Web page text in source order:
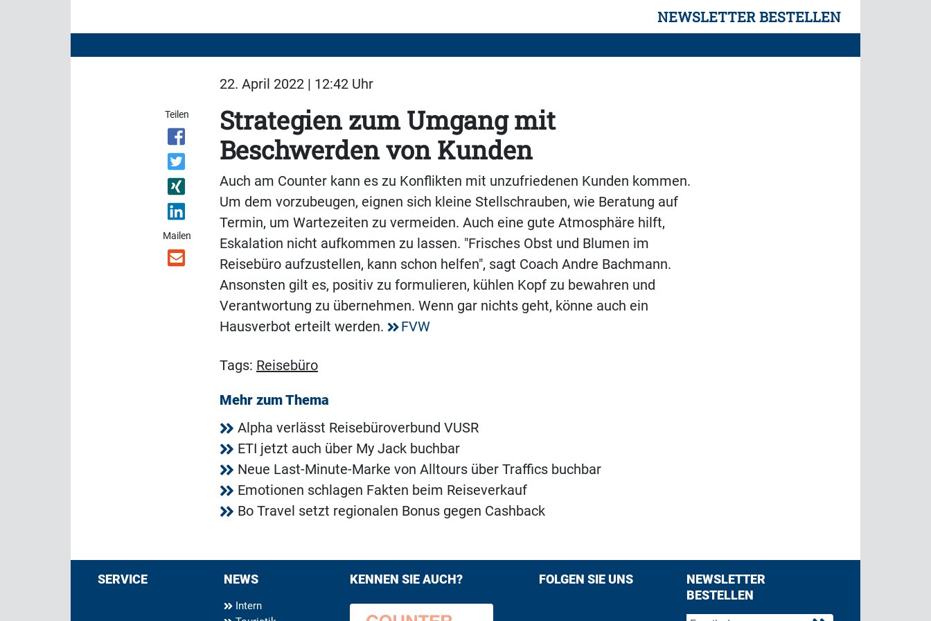
NEWSLETTER BESTELLEN
22. April 2022 | 12:42 Uhr
Teilen
Mailen
Strategien zum Umgang mit
Beschwerden von Kunden
Auch am Counter kann es zu Konflikten mit unzufriedenen Kunden kommen.
Um dem vorzubeugen, eignen sich kleine Stellschrauben, wie Beratung auf
Termin, um Wartezeiten zu vermeiden. Auch eine gute Atmosphäre hilft,
Eskalation nicht aufkommen zu lassen. "Frisches Obst und Blumen im
Reisebüro aufzustellen, kann schon helfen", sagt Coach Andre Bachmann.
Ansonsten gilt es, positiv zu formulieren, kühlen Kopf zu bewahren und
Verantwortung zu übernehmen. Wenn gar nichts geht, könne auch ein
Hausverbot erteilt werden.
FVW
Tags: Reisebüro
Mehr zum Thema
Alpha verlässt Reisebüroverbund VUSR
ETI jetzt auch über My Jack buchbar
Neue Last-Minute-Marke von Alltours über Traffics buchbar
Emotionen schlagen Fakten beim Reiseverkauf
Bo Travel setzt regionalen Bonus gegen Cashback
SERVICE NEWS
Intern
KENNEN SIE AUCH? FOLGEN SIE UNS
NEWSLETTER
BESTELLEN